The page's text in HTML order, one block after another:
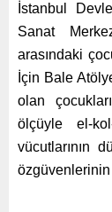
İstanbul
Sanat
arasındaki
İçin Bale
olan
ölçüyle el-
vücutlarının
özgüvenlerinin